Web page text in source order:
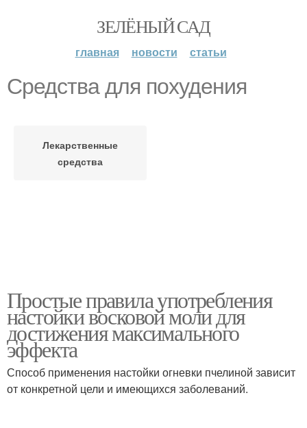
ЗЕЛЁНЫЙ САД
главная новости статьи
Средства для похудения
Лекарственные
средства
Простые правила употребления
настойки восковой моли для
достижения максимального
эффекта
Способ применения настойки огневки пчелиной зависит
от конкретной цели и имеющихся заболеваний.